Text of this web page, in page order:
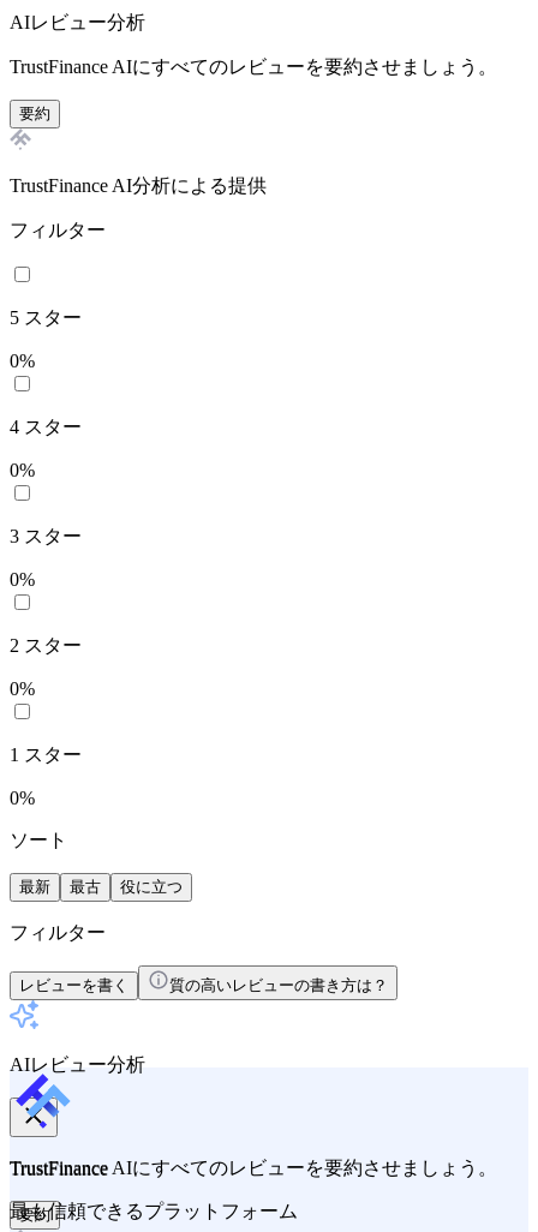
AIレビュー分析
TrustFinance AIにすべてのレビューを要約させましょう。
要約
TrustFinance AI分析による提供
フィルター
5 スター
0%
4 スター
0%
3 スター
0%
2 スター
0%
1 スター
0%
ソート
最新 最古 役に立つ
フィルター
レビューを書く 質の高いレビューの書き方は？
AIレビュー分析
TrustFinance AIにすべてのレビューを要約させましょう。
要約
TrustFinance
最も信頼できるプラットフォーム